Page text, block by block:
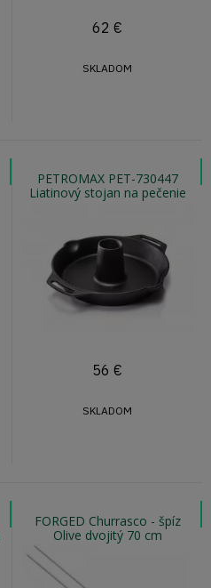
62 €
SKLADOM
PETROMAX PET-730447
Liatinový stojan na pečenie
hydiny cf30
56 €
SKLADOM
FORGED Churrasco - špíz
Olive dvojitý 70 cm